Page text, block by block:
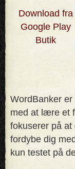
Download fra
Google Play
Butik
WordBanker
med at lære et
fokuserer på at
fordybe dig
kun testet på